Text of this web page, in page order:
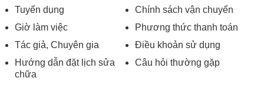
Tuyển dụng
Giờ làm việc
Tác giả, Chuyên gia
Hướng dẫn đặt lịch sửa
chữa
Chính sách vận chuyển
Phương thức thanh toán
Điều khoản sử dụng
Câu hỏi thường gặp